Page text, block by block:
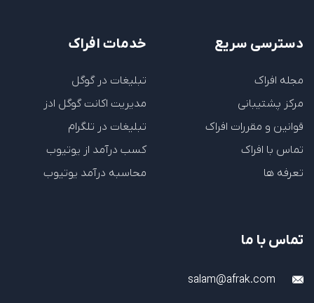
دسترسی سریع
مجله افراک
مرکز پشتیبانی
قوانین و مقررات افراک
تماس با افراک
تعرفه ها
خدمات افراک
تبلیغات در گوگل
مدیریت اکانت گوگل ادز
تبلیغات در تلگرام
کسب درآمد از یوتیوب
محاسبه درآمد یوتیوب
تماس با ما
salam@afrak.com